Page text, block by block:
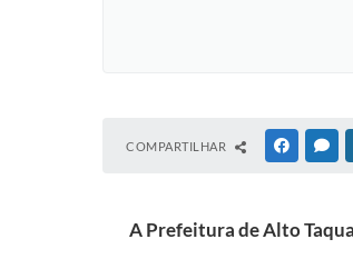
COMPARTILHAR
A Prefeitura de Alto